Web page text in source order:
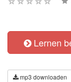
Lernen
mp3 downloaden